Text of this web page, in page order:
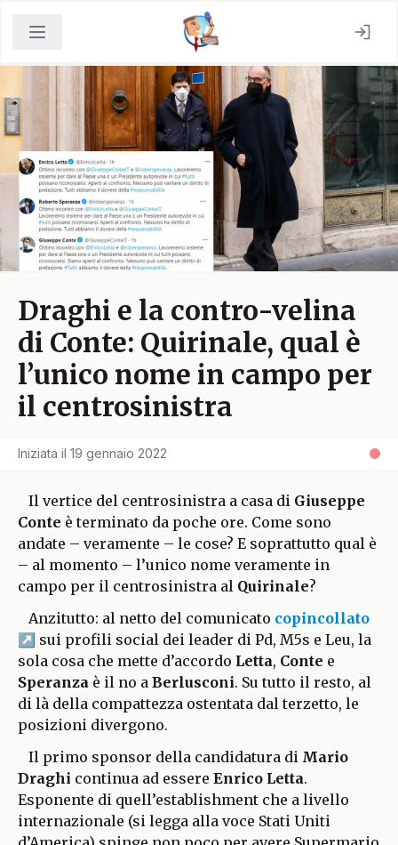
Draghi e la contro-velina
di Conte: Quirinale, qual è
l’unico nome in campo per
il centrosinistra
Iniziata il 19 gennaio 2022
Il vertice del centrosinistra a casa di Giuseppe
Conte è terminato da poche ore. Come sono
andate – veramente – le cose? E soprattutto qual è
– al momento – l’unico nome veramente in
campo per il centrosinistra al Quirinale?
Anzitutto: al netto del comunicato copincollato
sui profili social dei leader di Pd, M5s e Leu, la
sola cosa che mette d’accordo Letta, Conte e
Speranza è il no a Berlusconi. Su tutto il resto, al
di là della compattezza ostentata dal terzetto, le
posizioni divergono.
Il primo sponsor della candidatura di Mario
Draghi continua ad essere Enrico Letta.
Esponente di quell’establishment che a livello
internazionale (si legga alla voce Stati Uniti